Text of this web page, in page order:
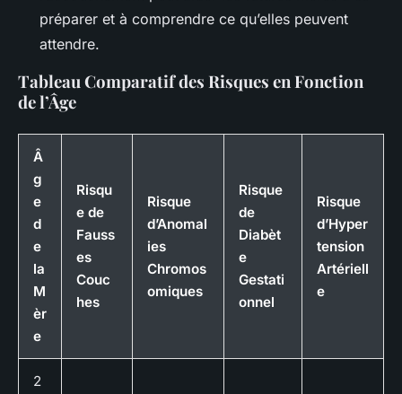
préparer et à comprendre ce qu’elles peuvent
attendre.
Tableau Comparatif des Risques en Fonction
de l’Âge
Â
g
e
d
e
la
M
èr
e
Risqu
e de
Fauss
es
Couc
hes
Risque
d’Anomal
ies
Chromos
omiques
Risque
de
Diabèt
e
Gestati
onnel
Risque
d’Hyper
tension
Artériell
e
2